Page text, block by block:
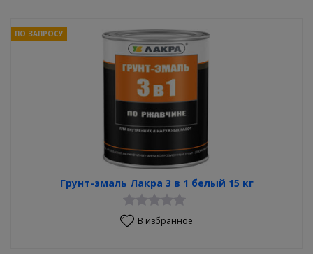
Грунт-эмаль Лакра 3 в 1 белый 15 кг
ПО ЗАПРОСУ
В избранное